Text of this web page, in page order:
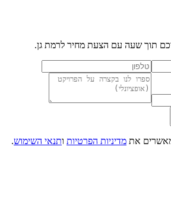
שעה עם הצעת מחיר לרמת גן.
את מדיניות הפרטיות ותנאי השימוש.